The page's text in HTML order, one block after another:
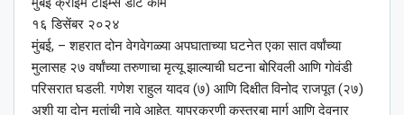
१६ डिसेंबर २०२४
मुंबई, – शहरात दोन वेगवेगळ्या अपघाताच्या घटनेत एका सात वर्षांच्या
मुलासह २७ वर्षांच्या तरुणाचा मृत्यू झाल्याची घटना बोरिवली आणि गोवंडी
परिसरात घडली. गणेश राहुल यादव (७) आणि दिक्षीत विनोद राजपूत (२७)
अशी या दोन मृतांची नावे आहेत. याप्रकरणी कस्तुरबा मार्ग आणि देवनार